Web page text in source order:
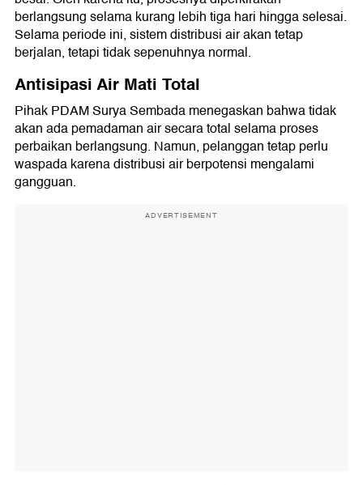
berlangsung selama kurang lebih tiga hari hingga selesai.
Selama periode ini, sistem distribusi air akan tetap
berjalan, tetapi tidak sepenuhnya normal.
Antisipasi Air Mati Total
Pihak PDAM Surya Sembada menegaskan bahwa tidak
akan ada pemadaman air secara total selama proses
perbaikan berlangsung. Namun, pelanggan tetap perlu
waspada karena distribusi air berpotensi mengalami
gangguan.
ADVERTISEMENT